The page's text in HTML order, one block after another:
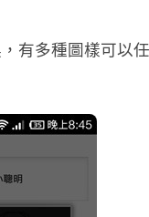
有多種圖樣可以